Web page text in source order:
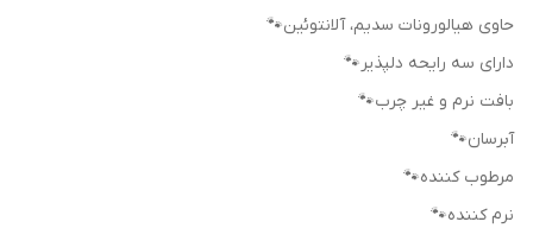
حاوی هیالورونات سدیم، آلانتوئین🐾
دارای سه رایحه دلپذیر🐾
بافت نرم و غیر چرب🐾
آبرسان🐾
مرطوب کننده🐾
نرم کننده🐾